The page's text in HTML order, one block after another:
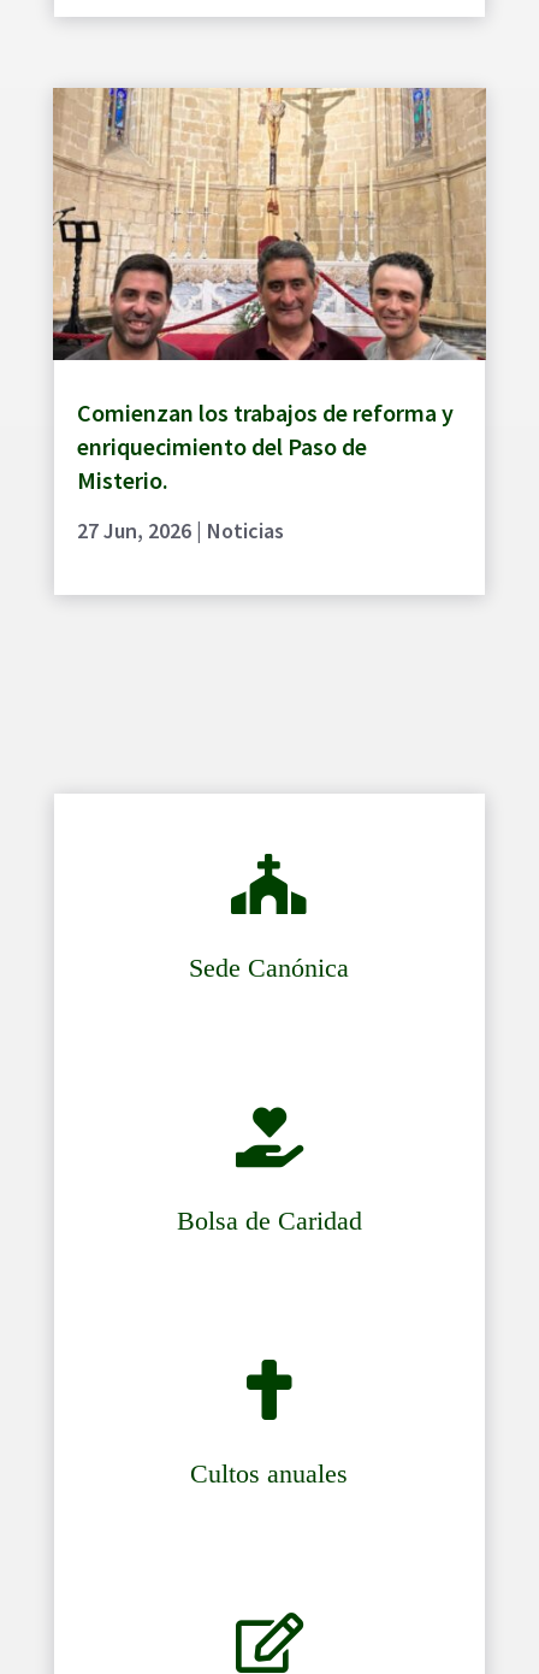
Comienzan los trabajos de reforma y
enriquecimiento del Paso de
Misterio.
27 Jun, 2026| Noticias

Sede Canónica

Bolsa de Caridad

Cultos anuales
